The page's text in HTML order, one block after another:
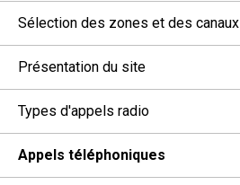
Sélection des zones et des canaux
Présentation du site
Types d'appels radio
Appels téléphoniques